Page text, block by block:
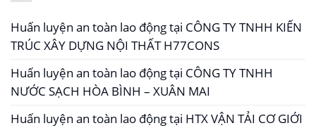
Huấn luyện an toàn lao động tại CÔNG TY TNHH KIẾN
TRÚC XÂY DỰNG NỘI THẤT H77CONS
Huấn luyện an toàn lao động tại CÔNG TY TNHH
NƯỚC SẠCH HÒA BÌNH – XUÂN MAI
Huấn luyện an toàn lao động tại HTX VẬN TẢI CƠ GIỚI